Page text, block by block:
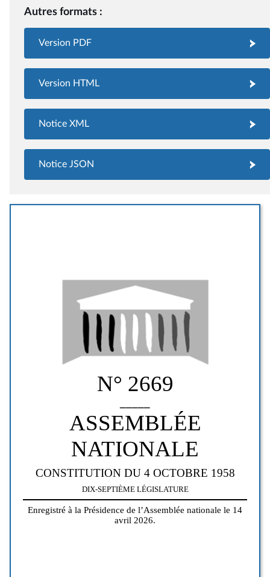
Autres formats :
Version PDF
Version HTML
Notice XML
Notice JSON